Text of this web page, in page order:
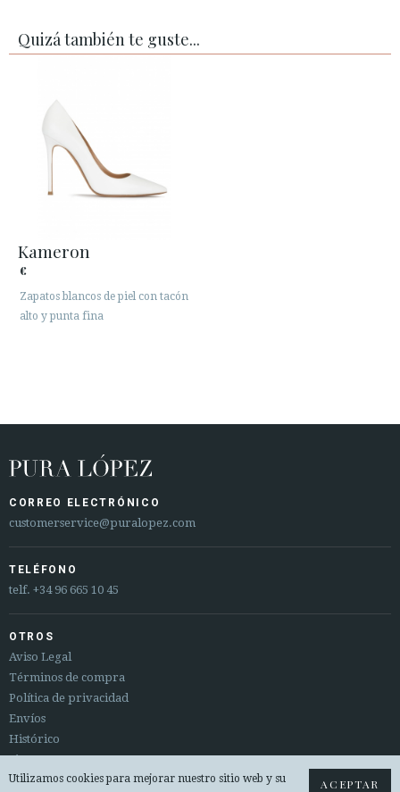
Quizá también te guste...
Kameron
€
Zapatos blancos de piel con tacón
alto y punta fina
CORREO ELECTRÓNICO
customerservice@puralopez.com
TELÉFONO
telf. +34 96 665 10 45
OTROS
Aviso Legal
Términos de compra
Política de privacidad
Envíos
Histórico
Sitemap
Cambios y devoluciones
ACEPTAR
Utilizamos cookies para mejorar nuestro sitio web y su